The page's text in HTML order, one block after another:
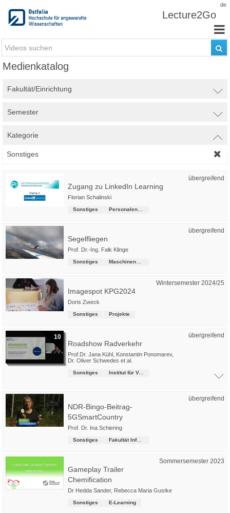
de
Lecture2Go
Medienkatalog
Fakultät/Einrichtung
Semester
Kategorie
Sonstiges
übergreifend
Zugang zu LinkedIn Learning
Florian Schalinski
Sonstiges
übergreifend
Segelfliegen
Prof. Dr.-Ing. Falk Klinge
Sonstiges
Wintersemester 2024/25
Imagespot KPG2024
Doris Zweck
Sonstiges Projekte
10 übergreifend
Roadshow Radverkehr
Prof.Dr. Jana Kühl Konstantin Ponomarev,
Dr. Oliver Schwedes et al.
Sonstiges Institut für Verkehrsmanagement
übergreifend
NDR-Bingo-Beitrag-
5GSmartCountry
Prof. Dr. Ina Schiering
Sonstiges Fakultät Informatik
Sommersemester 2023
Gameplay Trailer
Chemification
Dr Hedda Sander, Rebecca Maria Gustke
Sonstiges E-Learning